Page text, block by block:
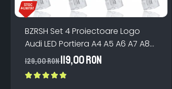
BZRSH Set 4 Proiectoare Logo
Audi LED Portiera A4 A5 A6 A7 A8
Q3 Q5 Q7 - 12V 5W Plug & Play
129,00 RON119,00 RON